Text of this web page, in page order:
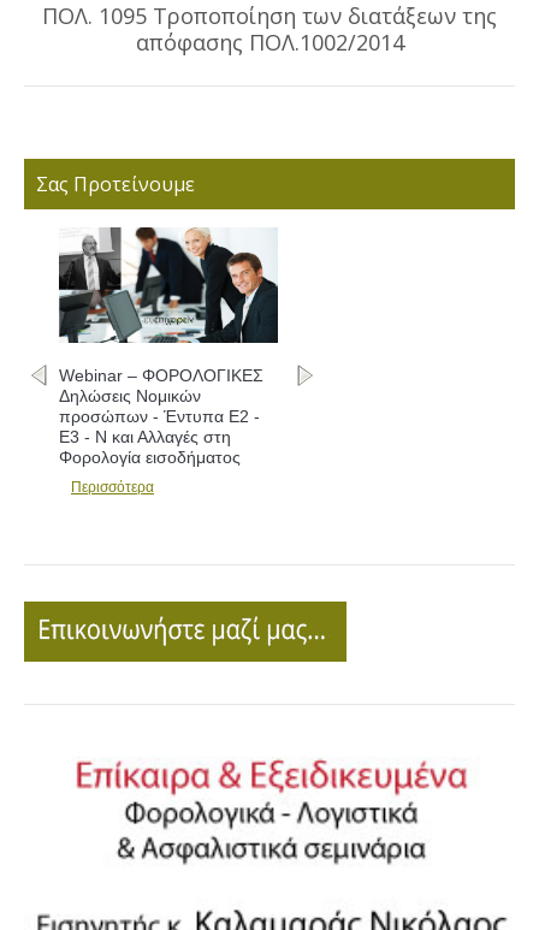
Next
post:
ΠΟΛ. 1095 Τροποποίηση των διατάξεων της
απόφασης ΠΟΛ.1002/2014
Σας Προτείνουμε
Webinar – ΦΟΡΟΛΟΓΙΚΕΣ
Δηλώσεις Νομικών
προσώπων - Έντυπα Ε2 -
Ε3 - Ν και Αλλαγές στη
Φορολογία εισοδήματος
Περισσότερα
Webinar – ΦΟΡΟΛΟΓΙΚΕΣ